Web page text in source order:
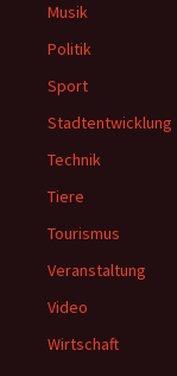
Musik
Politik
Sport
Stadtentwicklung
Technik
Tiere
Tourismus
Veranstaltung
Video
Wirtschaft